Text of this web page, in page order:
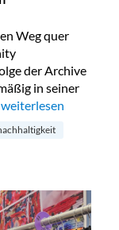
Weg quer
der Archive
in seiner
„lala Berlin begibt
weiterlesen